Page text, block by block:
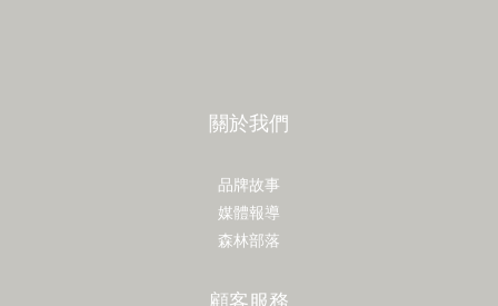
關於我們
品牌故事
媒體報導
森林部落
顧客服務